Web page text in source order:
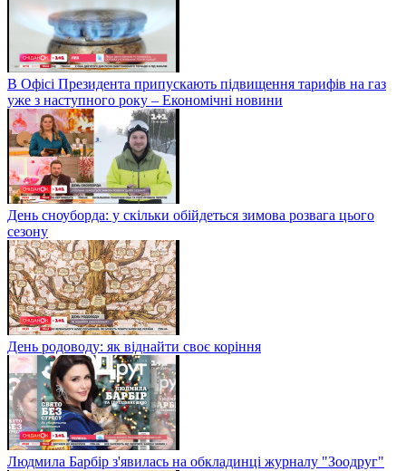
В Офісі Президента припускають підвищення тарифів на газ
уже з наступного року – Економічні новини
День сноуборда: у скільки обійдеться зимова розвага цього
сезону
День родоводу: як віднайти своє коріння
Людмила Барбір з'явилась на обкладинці журналу "Зоодруг"